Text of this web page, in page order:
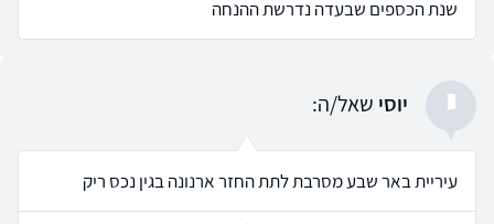
שנת הכספים שבעדה נדרשת ההנחה
י יוסי שאל/ה:
עיריית באר שבע מסרבת לתת החזר ארנונה בגין נכס ריק